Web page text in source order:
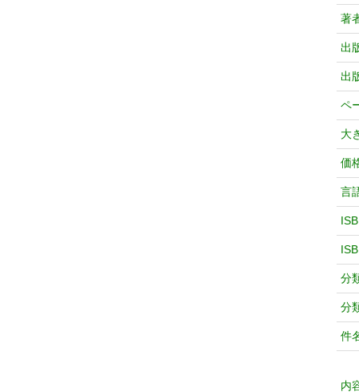
著
出
出
ペ
大
価
言
分
分
件
内